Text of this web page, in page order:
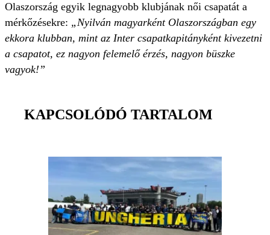
Olaszország egyik legnagyobb klubjának női csapatát a
mérkőzésekre: „Nyilván magyarként Olaszországban egy
ekkora klubban, mint az Inter csapatkapitányként kivezetni
a csapatot, ez nagyon felemelő érzés, nagyon büszke
vagyok!”
KAPCSOLÓDÓ TARTALOM